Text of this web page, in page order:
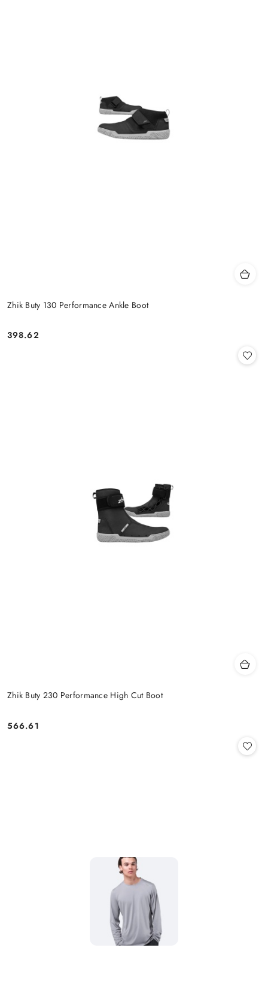
Zhik Buty 130 Performance Ankle Boot
Cena:
398.62
Zhik Buty 230 Performance High Cut Boot
Cena:
566.61